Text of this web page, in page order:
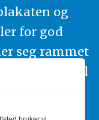
og
for god
seg rammet
oppfordres til
Du kan
Faglige